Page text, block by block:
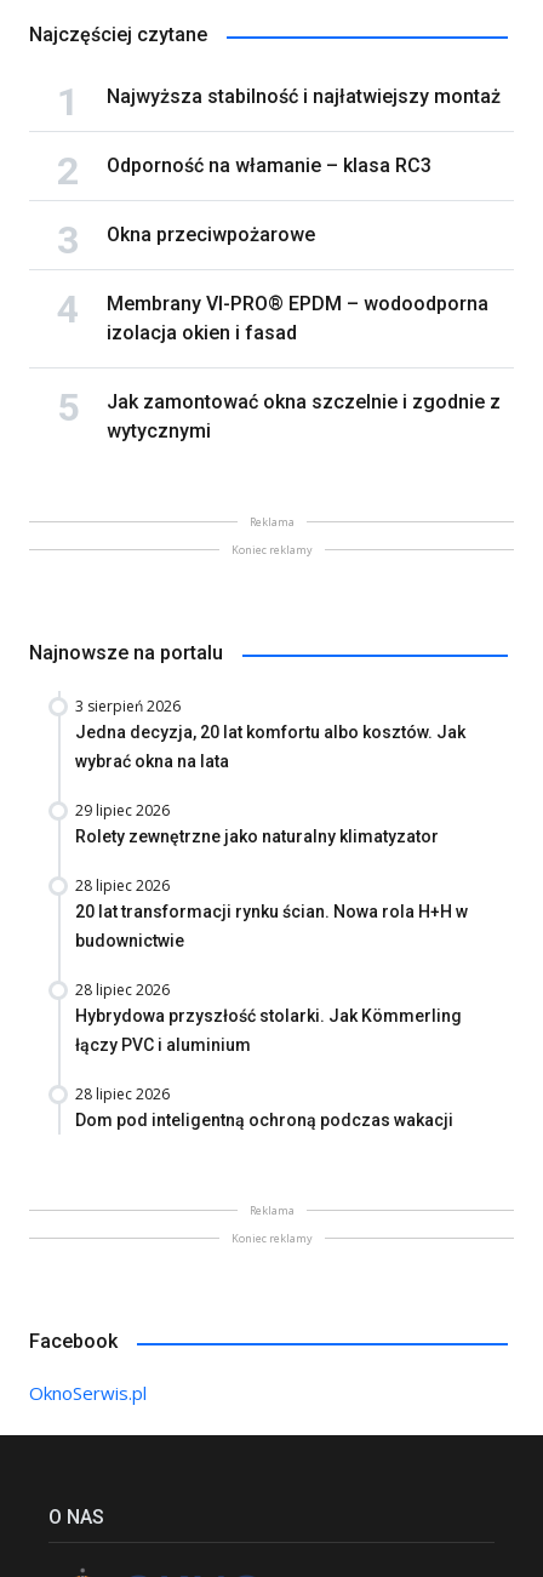
Najczęściej czytane
Najwyższa stabilność i najłatwiejszy montaż
Odporność na włamanie – klasa RC3
Okna przeciwpożarowe
Membrany VI-PRO® EPDM – wodoodporna
izolacja okien i fasad
Jak zamontować okna szczelnie i zgodnie z
wytycznymi
Reklama
Koniec reklamy
Najnowsze na portalu
3 sierpień 2026
Jedna decyzja, 20 lat komfortu albo kosztów. Jak
wybrać okna na lata
29 lipiec 2026
Rolety zewnętrzne jako naturalny klimatyzator
28 lipiec 2026
20 lat transformacji rynku ścian. Nowa rola H+H w
budownictwie
28 lipiec 2026
Hybrydowa przyszłość stolarki. Jak Kömmerling
łączy PVC i aluminium
28 lipiec 2026
Dom pod inteligentną ochroną podczas wakacji
Reklama
Koniec reklamy
Facebook
OknoSerwis.pl
O NAS